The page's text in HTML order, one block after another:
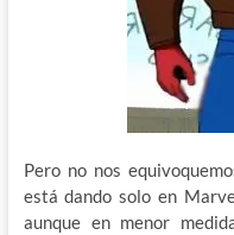
Pero no nos
está dando solo en
aunque en menor